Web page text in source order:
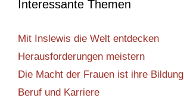
Interessante Themen
Mit Inslewis die Welt entdecken
Herausforderungen meistern
Die Macht der Frauen ist ihre Bildung
Beruf und Karriere